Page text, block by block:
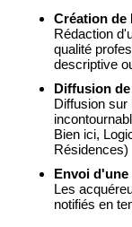
Création de
Rédaction
qualité
descriptive
Diffusion
Diffusion sur
Bien ici,
Résidences)
Envoi d'une
Les
notifiés en